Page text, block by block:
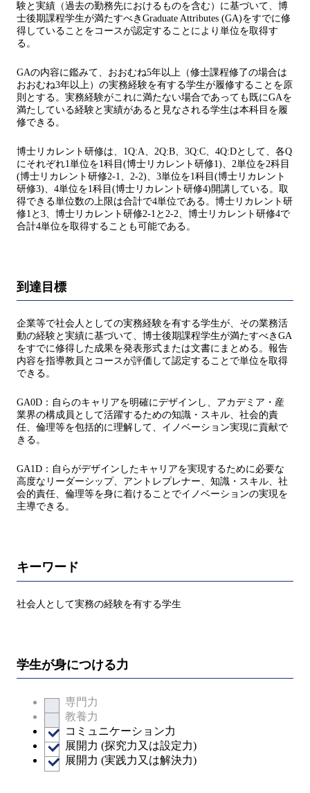
験と実績（過去の勤務先におけるものを含む）に基づいて、博
士後期課程学生が満たすべきGraduate Attributes (GA)をすでに修
得していることをコースが認定することにより単位を取得す
る。
GAの内容に鑑みて、おおむね5年以上（修士課程修了の場合は
おおむね3年以上）の実務経験を有する学生が履修することを原
則とする。実務経験がこれに満たない場合であっても既にGAを
満たしている経験と実績があると見なされる学生は本科目を履
修できる。
博士リカレント研修は、1Q:A、2Q:B、3Q:C、4Q:Dとして、各Q
にそれぞれ1単位を1科目(博士リカレント研修1)、2単位を2科目
(博士リカレント研修2-1、2-2)、3単位を1科目(博士リカレント
研修3)、4単位を1科目(博士リカレント研修4)開講している。取
得できる単位数の上限は合計で4単位である。博士リカレント研
修1と3、博士リカレント研修2-1と2-2、博士リカレント研修4で
合計4単位を取得することも可能である。
到達目標
企業等で社会人としての実務経験を有する学生が、その業務活
動の経験と実績に基づいて、博士後期課程学生が満たすべきGA
をすでに修得した成果を発表形式または文書にまとめる。報告
内容を指導教員とコースが評価して認定することで単位を取得
できる。
GA0D：自らのキャリアを明確にデザインし、アカデミア・産
業界の構成員として活躍するための知識・スキル、社会的責
任、倫理等を包括的に理解して、イノベーション実現に貢献で
きる。
GA1D：自らがデザインしたキャリアを実現するために必要な
高度なリーダーシップ、アントレプレナー、知識・スキル、社
会的責任、倫理等を身に着けることでイノベーションの実現を
主導できる。
キーワード
社会人として実務の経験を有する学生
学生が身につける力
専門力
教養力
コミュニケーション力
展開力 (探究力又は設定力)
展開力 (実践力又は解決力)